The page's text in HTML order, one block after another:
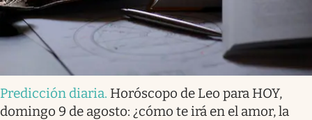
Predicción diaria. Horóscopo de Leo para HOY,
domingo 9 de agosto: ¿cómo te irá en el amor, la